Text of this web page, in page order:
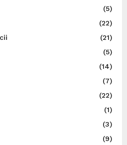
(5)
(22)
(21)
(5)
(14)
(7)
(22)
(1)
(3)
(9)